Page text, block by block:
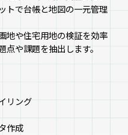
トで台帳と地図の一元管理
地や住宅用地の検証を効率
や課題を抽出します。
リング
作成